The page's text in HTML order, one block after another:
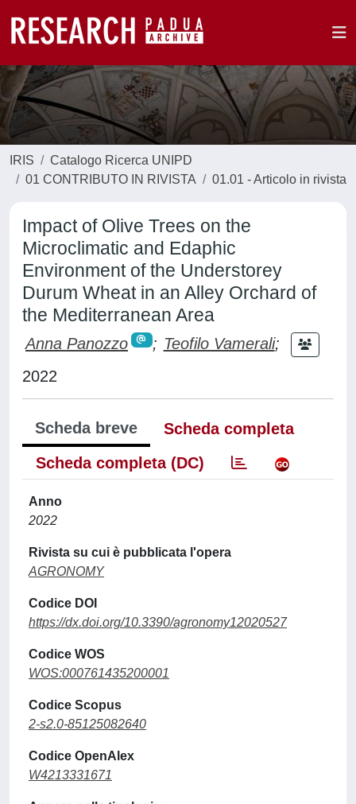
IRIS
Catalogo Ricerca UNIPD
01 CONTRIBUTO IN RIVISTA
01.01 - Articolo in rivista
Impact of Olive Trees on the
Microclimatic and Edaphic
Environment of the Understorey
Durum Wheat in an Alley Orchard of
the Mediterranean Area
Anna Panozzo ; Teofilo Vamerali;
2022
Scheda breve
Scheda completa
Scheda completa (DC)
Anno
2022
Rivista su cui è pubblicata l'opera
AGRONOMY
Codice DOI
https://dx.doi.org/10.3390/agronomy12020527
Codice WOS
WOS:000761435200001
Codice Scopus
2-s2.0-85125082640
Codice OpenAlex
W4213331671